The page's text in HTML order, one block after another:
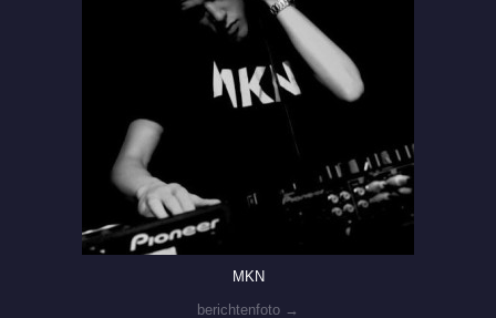
MKN
berichtenfoto →